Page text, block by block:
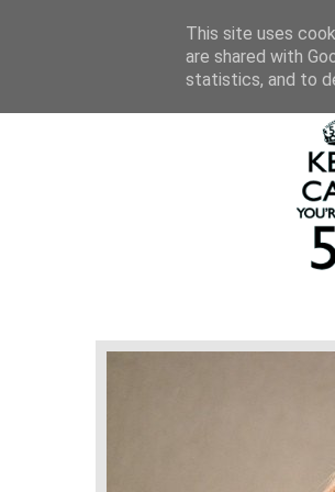
BLOG
This site uses
are shared with
statistics, and to